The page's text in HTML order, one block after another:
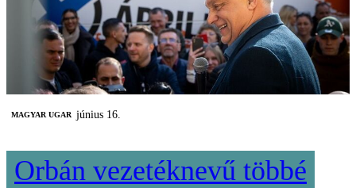
MAGYAR UGAR június 16.
Orbán vezetéknevű többé